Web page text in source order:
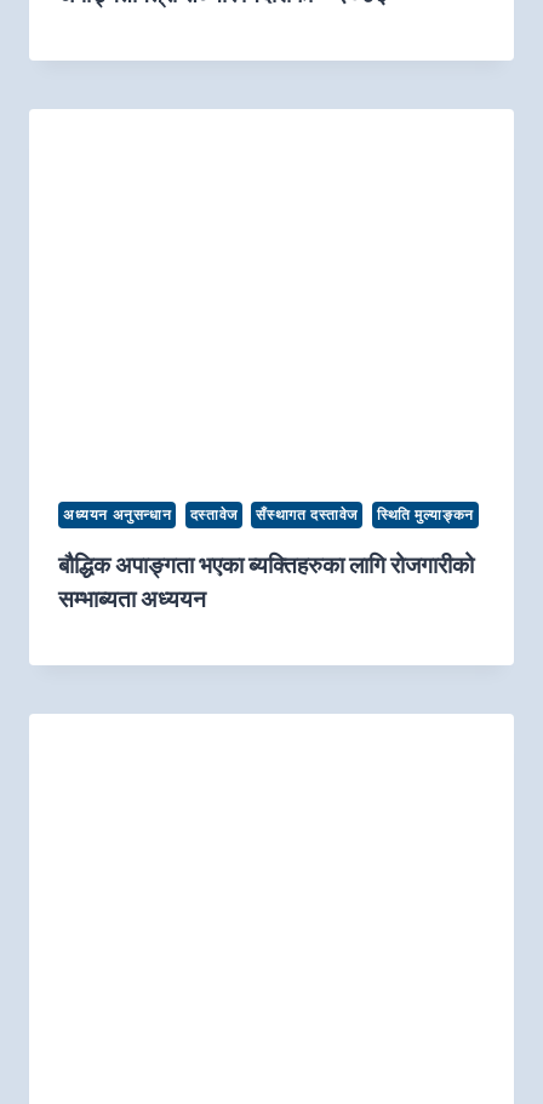
अध्ययन अनुसन्धान दस्तावेज सँस्थागत दस्तावेज स्थिति मुल्याङ्कन
बौद्धिक अपाङ्गता भएका ब्यक्तिहरुका लागि रोजगारीको
सम्भाब्यता अध्ययन